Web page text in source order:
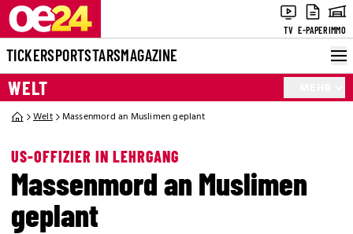
TV E-PAPERIMMO
TICKERSPORTSTARSMAGAZINE
WELT
Welt Massenmord an Muslimen geplant
US-OFFIZIER IN LEHRGANG
Massenmord an Muslimen
geplant